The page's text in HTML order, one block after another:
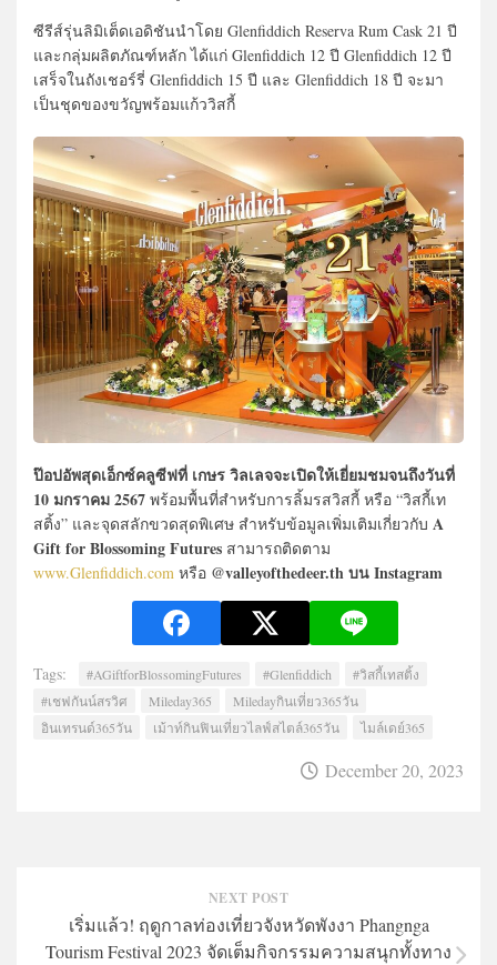
ซีรีส์รุ่นลิมิเต็ดเอดิชันนำโดย Glenfiddich Reserva Rum Cask 21 ปี
และกลุ่มผลิตภัณฑ์หลัก ได้แก่ Glenfiddich 12 ปี Glenfiddich 12 ปี
เสร็จในถังเชอร์รี่ Glenfiddich 15 ปี และ Glenfiddich 18 ปี จะมา
เป็นชุดของขวัญพร้อมแก้ววิสกี้
ป๊อปอัพสุดเอ็กซ์คลูซีฟที่ เกษร วิลเลจจะเปิดให้เยี่ยมชมจนถึงวันที่
10 มกราคม 2567 พร้อมพื้นที่สำหรับการลิ้มรสวิสกี้ หรือ “วิสกี้เท
สติ้ง” และจุดสลักขวดสุดพิเศษ สำหรับข้อมูลเพิ่มเติมเกี่ยวกับ A
Gift for Blossoming Futures สามารถติดตาม
www.Glenfiddich.com หรือ @valleyofthedeer.th บน Instagram
Tags: #AGiftforBlossomingFutures #Glenfiddich
#วิสกี้เทสติ้ง
#เชฟกันน์สรวิศ
Mileday365
Miledayกินเที่ยว365วัน
อินเทรนด์365วัน
เม้าท์กินฟินเที่ยวไลฟ์สไตล์365วัน ไมล์เดย์365
December 20, 2023
NEXT POST
เริ่มแล้ว! ฤดูกาลท่องเที่ยวจังหวัดพังงา Phangnga
Tourism Festival 2023 จัดเต็มกิจกรรมความสนุกทั้งทาง